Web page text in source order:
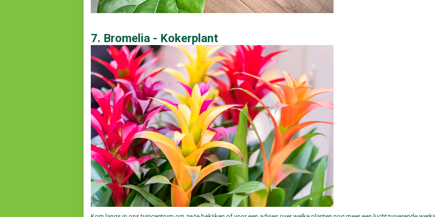
7. Bromelia - Kokerplant